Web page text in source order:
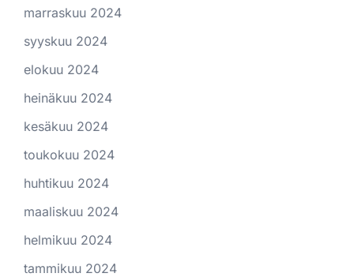
marraskuu 2024
syyskuu 2024
elokuu 2024
heinäkuu 2024
kesäkuu 2024
toukokuu 2024
huhtikuu 2024
maaliskuu 2024
helmikuu 2024
tammikuu 2024